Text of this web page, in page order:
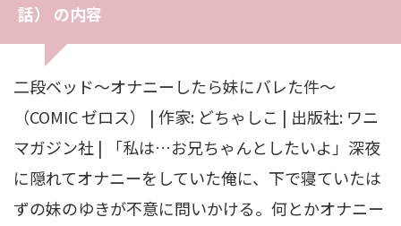
話） の内容
二段ベッド〜オナニーしたら妹にバレた件〜
（COMIC ゼロス） | 作家: どちゃしこ | 出版社: ワニ
マガジン社 | 「私は…お兄ちゃんとしたいよ」深夜
に隠れてオナニーをしていた俺に、下で寝ていたは
ずの妹のゆきが不意に問いかける。何とかオナニー